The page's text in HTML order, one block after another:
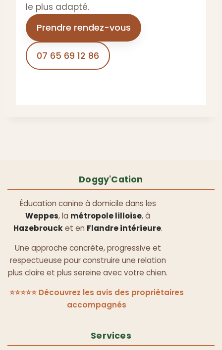
le plus adapté.
Prendre rendez-vous
07 65 69 12 86
Doggy'Cation
Éducation canine à domicile dans les
Weppes, la métropole lilloise, à
Hazebroucket en Flandre intérieure.
Une approche concrète, progressive et
respectueuse pour construire une relation
plus claire et plus sereine avec votre chien.
⭐⭐⭐⭐⭐ Découvrez les avis des propriétaires
accompagnés
Services